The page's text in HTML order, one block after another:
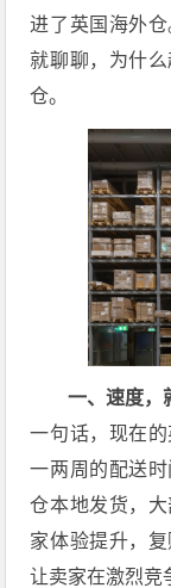
进了英国海外
就聊聊，为什
仓。
一、速度，
一句话，现在
一两周的配送
仓本地发货，
家体验提升，
让卖家在激烈竞